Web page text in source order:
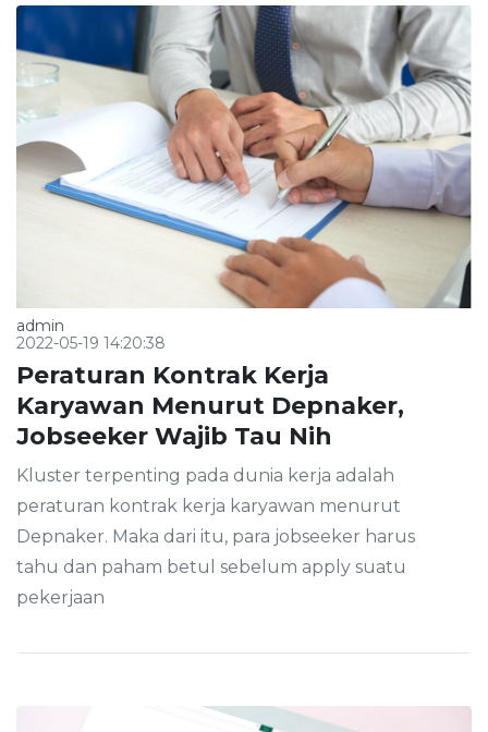
admin
2022-05-19 14:20:38
Peraturan Kontrak Kerja
Karyawan Menurut Depnaker,
Jobseeker Wajib Tau Nih
Kluster terpenting pada dunia kerja adalah
peraturan kontrak kerja karyawan menurut
Depnaker. Maka dari itu, para jobseeker harus
tahu dan paham betul sebelum apply suatu
pekerjaan